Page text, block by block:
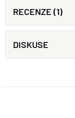
RECENZE (1)
DISKUSE